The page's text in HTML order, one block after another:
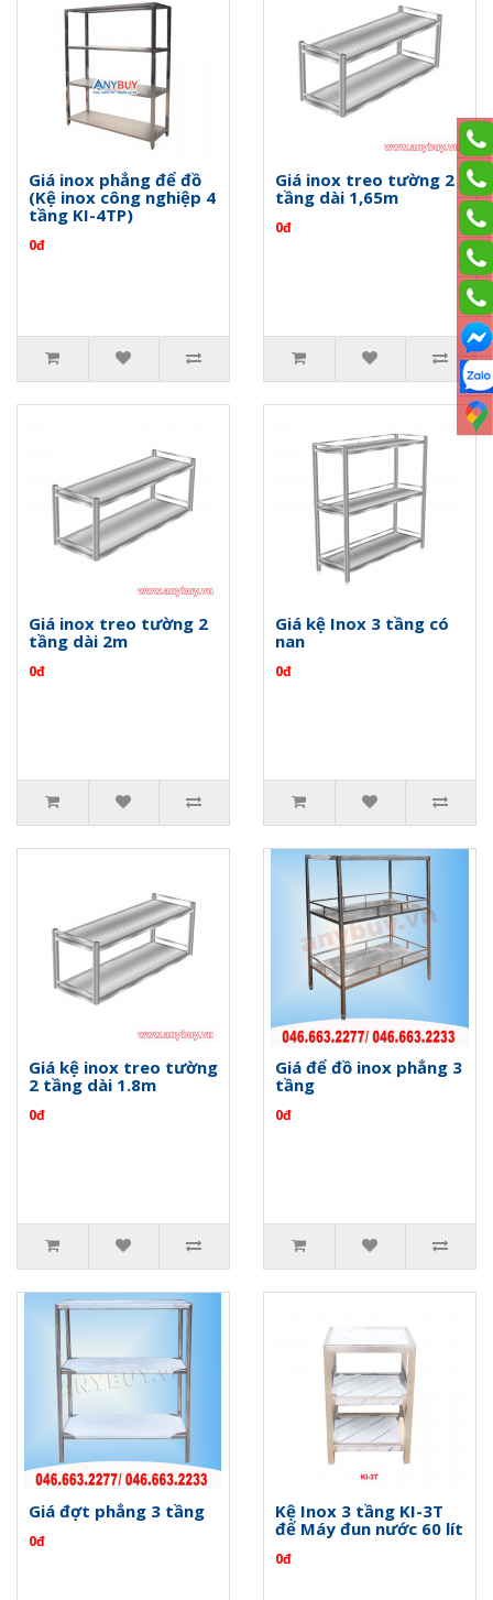
Giá inox phẳng để đồ
(Kệ inox công nghiệp 4
tầng KI-4TP)
0đ
Giá inox treo tường 2
tầng dài 1,65m
0đ
Giá inox treo tường 2
tầng dài 2m
0đ
Giá kệ Inox 3 tầng có
nan
0đ
Giá kệ inox treo tường
2 tầng dài 1.8m
0đ
Giá để đồ inox phẳng 3
tầng
0đ
Giá đợt phẳng 3 tầng
0đ
Kệ Inox 3 tầng KI-3T
để Máy đun nước 60 lít
0đ